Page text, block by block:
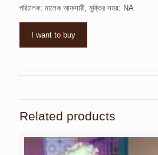
পরিচালক: মালেক আফসারী, মুক্তির সময়: NA
I want to buy
Related products